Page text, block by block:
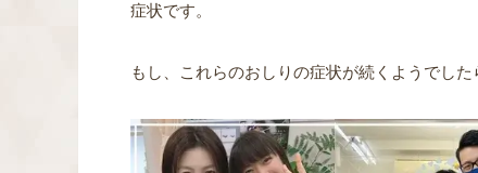
症状です。
もし、これらのおしりの症状が続くようでし